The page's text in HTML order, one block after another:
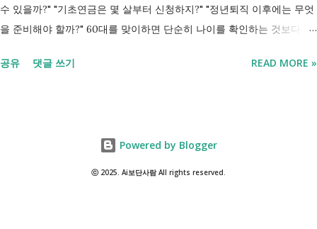
수 있을까?" "기초연금은 몇 살부터 신청하지?" "정년퇴직 이후에는 무엇
을 준비해야 할까?" 60대를 맞이하면 단순히 나이를 확인하는 것보다 앞
지 혜택은 신청 시기와 기준을 미리 알고 준비하는 것이 도움이 됩니다.
나의 나이가 어떻게 되는지 먼저 확인하세요. 참고로 행정과 계약 등 대
부분의 제도는 만나이를 기준 으로 적용됩니다. 구분 나이 만 나이(생일
공유 댓글 쓰기 READ MORE »
Powered by Blogger
ⓒ 2025. Ai보단사람 All rights reserved.